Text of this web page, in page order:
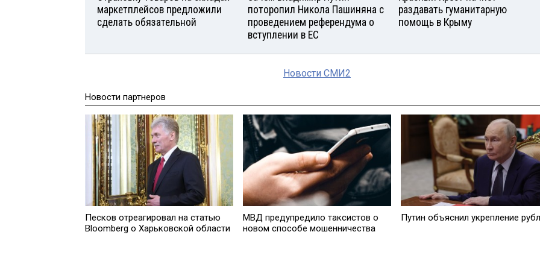
маркетплейсов предложили
сделать обязательной
поторопил Никола Пашиняна с
проведением референдума о
вступлении в ЕС
раздавать гуманитарную
помощь в Крыму
Новости СМИ2
Новости партнеров
Песков отреагировал на статью
Bloomberg о Харьковской области
МВД предупредило таксистов о
новом способе мошенничества
Путин объяснил укрепление